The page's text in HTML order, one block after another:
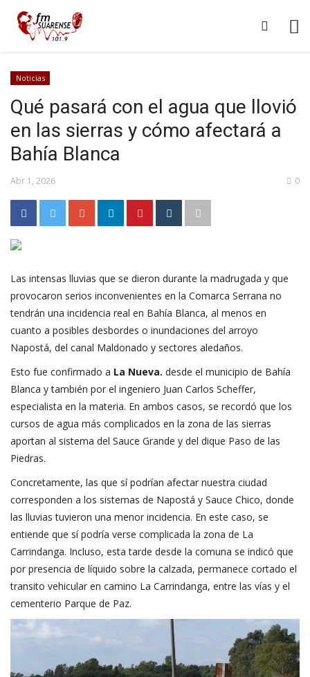
Noticias
Qué pasará con el agua que llovió
en las sierras y cómo afectará a
Bahía Blanca
Abr 1, 2026 0
Las intensas lluvias que se dieron durante la madrugada y que
provocaron serios inconvenientes en la Comarca Serrana no
tendrán una incidencia real en Bahía Blanca, al menos en
cuanto a posibles desbordes o inundaciones del arroyo
Napostá, del canal Maldonado y sectores aledaños.
Esto fue confirmado a La Nueva. desde el municipio de Bahía
Blanca y también por el ingeniero Juan Carlos Scheffer,
especialista en la materia. En ambos casos, se recordó que los
cursos de agua más complicados en la zona de las sierras
aportan al sistema del Sauce Grande y del dique Paso de las
Piedras.
Concretamente, las que sí podrían afectar nuestra ciudad
corresponden a los sistemas de Napostá y Sauce Chico, donde
las lluvias tuvieron una menor incidencia. En este caso, se
entiende que sí podría verse complicada la zona de La
Carrindanga. Incluso, esta tarde desde la comuna se indicó que
por presencia de líquido sobre la calzada, permanece cortado el
transito vehicular en camino La Carrindanga, entre las vías y el
cementerio Parque de Paz.